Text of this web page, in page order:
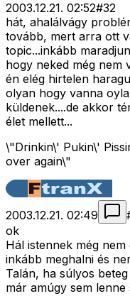
2003.12.21. 02:52#32
hát, ahalálvágy
tovább, mert arra ott
topic...inkább
hogy neked még nem
én elég hirtelen
olyan hogy vanna
küldenek....de akkor
élet mellett...
\"Drinkin\' Pukin\'
over again\"
2003.12.21. 02:49
ok
Hál istennek még
inkább meghalni és
Talán, ha súlyos
már amúgy sem lenne